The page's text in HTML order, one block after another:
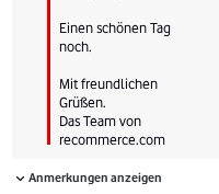
Einen schönen Tag
noch.
Mit freundlichen
Grüßen.
Das Team von
recommerce.com
Anmerkungen anzeigen